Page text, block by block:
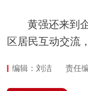
黄强还来到
区居民互动交流
编辑：刘洁 责任